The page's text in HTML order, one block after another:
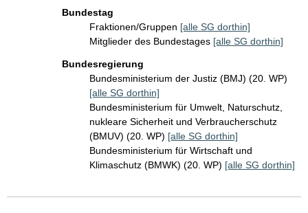
Bundestag
Fraktionen/Gruppen [alle SG dorthin]
Mitglieder des Bundestages [alle SG dorthin]
Bundesregierung
Bundesministerium der Justiz (BMJ) (20. WP)
[alle SG dorthin]
Bundesministerium für Umwelt, Naturschutz,
nukleare Sicherheit und Verbraucherschutz
(BMUV) (20. WP) [alle SG dorthin]
Bundesministerium für Wirtschaft und
Klimaschutz (BMWK) (20. WP) [alle SG dorthin]